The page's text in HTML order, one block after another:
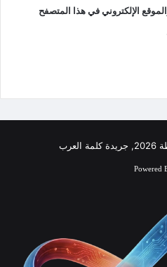
الإلكتروني في هذا المتصفح